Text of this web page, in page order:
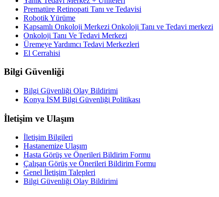
Prematüre Retinopati Tanı ve Tedavisi
Robotik Yürüme
Kapsamlı Onkoloji Merkezi Onkoloji Tanı ve Tedavi merkezi
Onkoloji Tanı Ve Tedavi Merkezi
Üremeye Yardımcı Tedavi Merkezleri
El Cerrahisi
Bilgi Güvenliği
Bilgi Güvenliği Olay Bildirimi
Konya İSM Bilgi Güvenliği Politikası
İletişim ve Ulaşım
İletişim Bilgileri
Hastanemize Ulaşım
Hasta Görüş ve Önerileri Bildirim Formu
Çalışan Görüş ve Önerileri Bildirim Formu
Genel İletişim Talepleri
Bilgi Güvenliği Olay Bildirimi